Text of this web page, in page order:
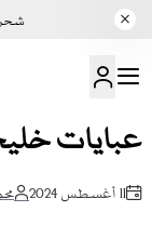
شحن
عبايات
11 أغسطس 2024